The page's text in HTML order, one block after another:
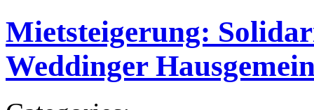
Mietsteigerung:
Weddinger